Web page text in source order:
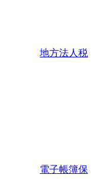
地方法人税
電子帳簿保